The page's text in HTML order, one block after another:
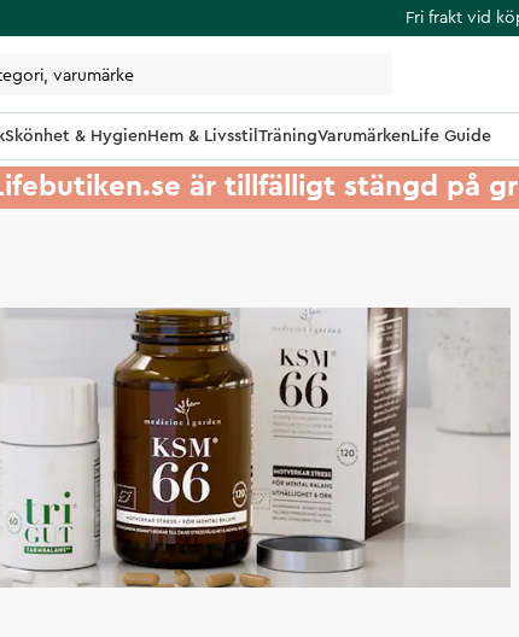
Fri frakt vid
Skönhet & HygienHem & Livsstil TräningVarumärkenLife Guide
är tillfälligt stängd på